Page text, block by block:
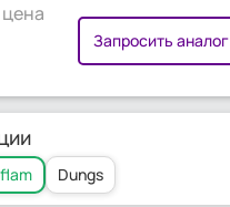
Запросить аналог
Dungs